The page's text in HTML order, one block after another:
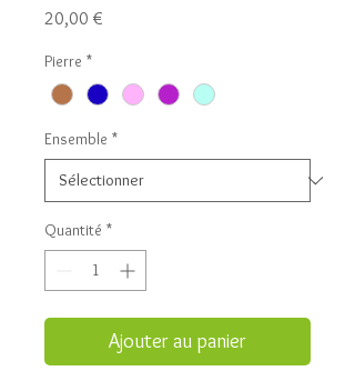
20,00 €
Pierre *
Ensemble *
Quantité *
Ajouter au panier